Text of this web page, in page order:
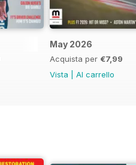
May 2026
Acquista per €7,99
Vista
Al carrello